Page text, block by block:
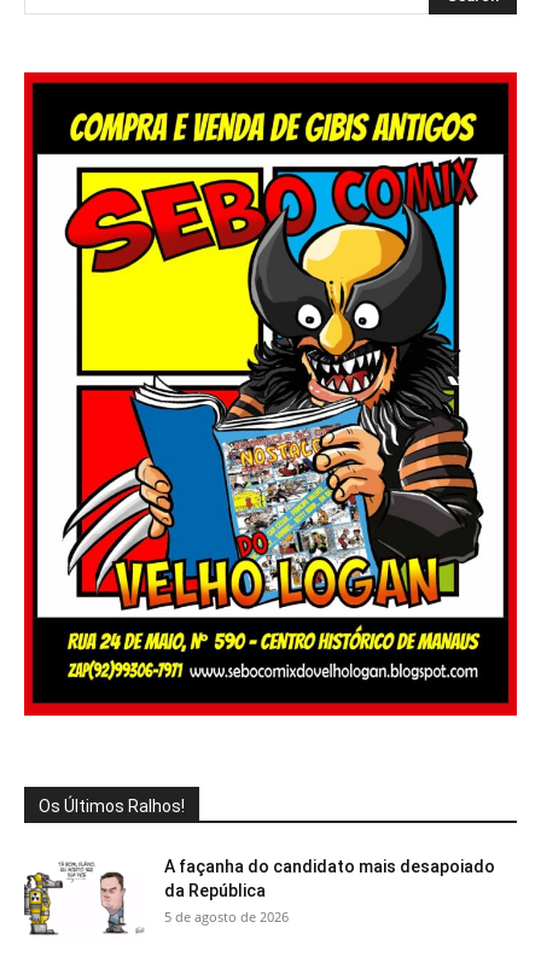
Os Últimos Ralhos!
A façanha do candidato mais desapoiado
da República
5 de agosto de 2026